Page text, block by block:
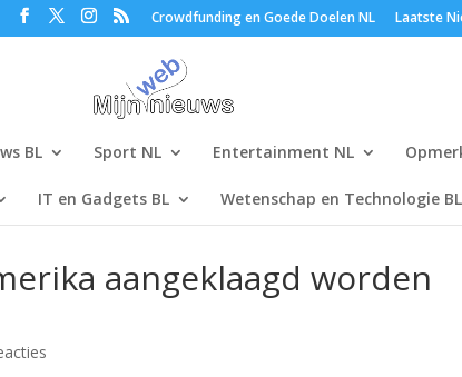
Crowdfunding en Goede Doelen NL Laatste
BL Sport NL Entertainment NL
IT en Gadgets BL Wetenschap en Technologie BL
aangeklaagd worden